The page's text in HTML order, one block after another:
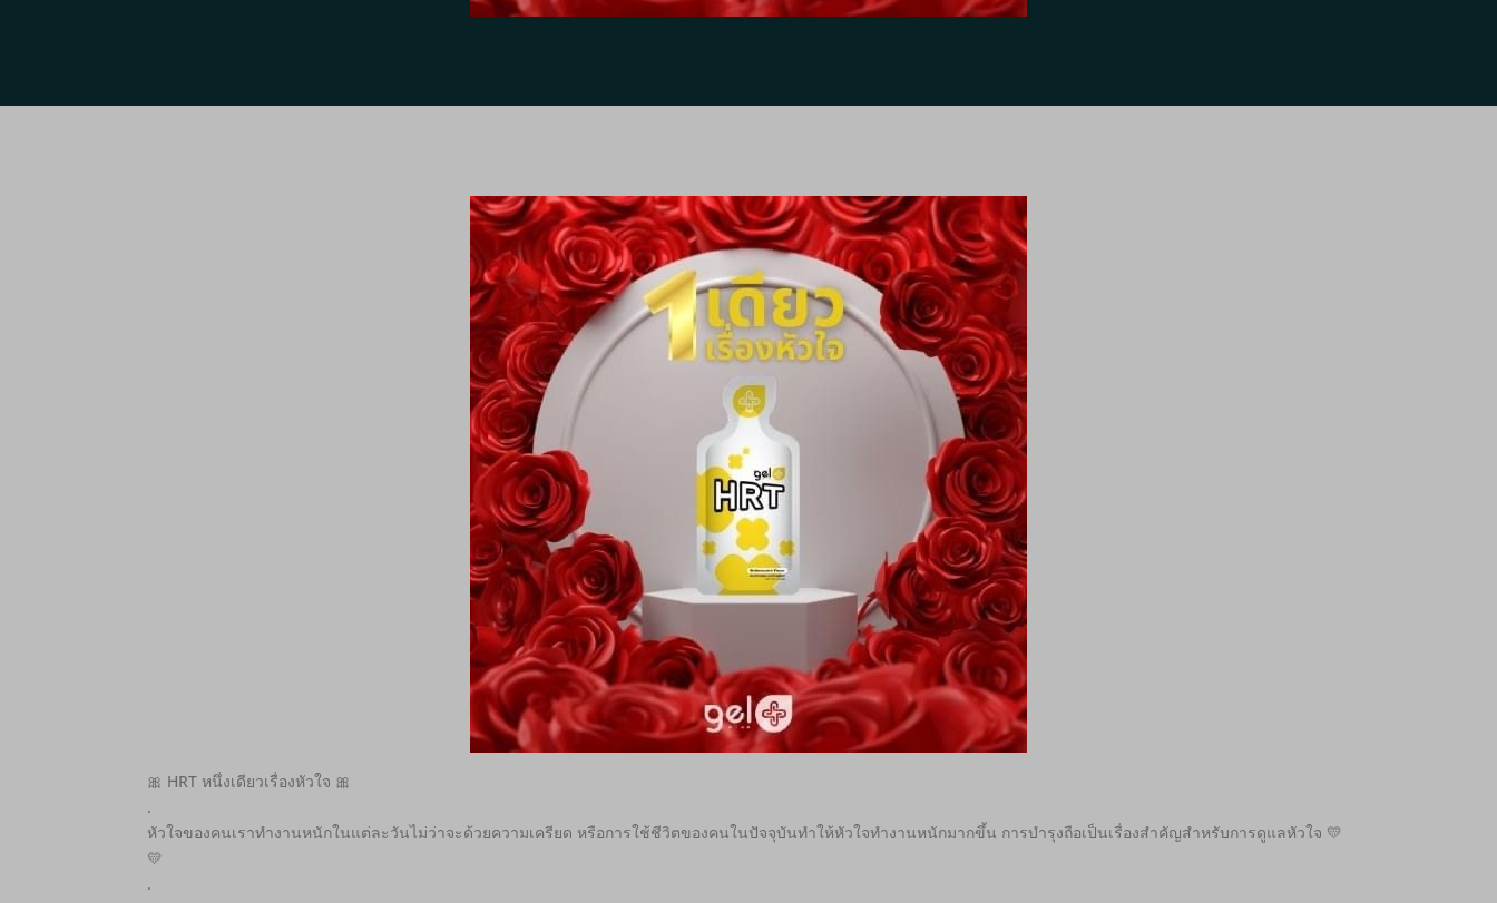
🎀 HRT หนึ่งเดียวเรื่องหัวใจ 🎀
.
หัวใจของคนเราทำงานหนักในแต่ละวันไม่ว่าจะด้วยความเครียด หรือการใช้ชีวิตของคนในปัจจุบันทำให้หัวใจทำงานหนักมากขึ้น การบำรุงถือเป็นเรื่องสำคัญสำหรับการดูแลหัวใจ 💛
💛
.